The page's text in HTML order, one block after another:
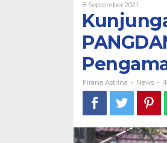
di
Kab.
Wajo,
XIV/
Pimpin
Apel
VVIP
8 September 2021
Astrina
Firana Astrina - News -